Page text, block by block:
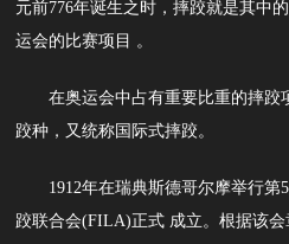
元前776年诞生之时，摔跤就是其中
运会的比赛项目 。
在奥运会中占有重要比重的摔跤
跤种，又统称国际式摔跤。
1912年在瑞典斯德哥尔摩举行第5
跤联合会(FILA)正式 成立。根据该